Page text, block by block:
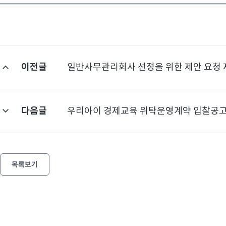
이전글 일반사무관리회사 선정을 위한 제안 요청
다음글 우리아이 경제교육 위탁운영계약 입찰공
목록보기